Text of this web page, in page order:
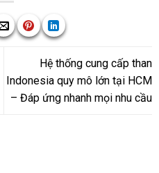
Hệ thống cung cấp than
Indonesia quy mô lớn tại HCM
– Đáp ứng nhanh mọi nhu cầu